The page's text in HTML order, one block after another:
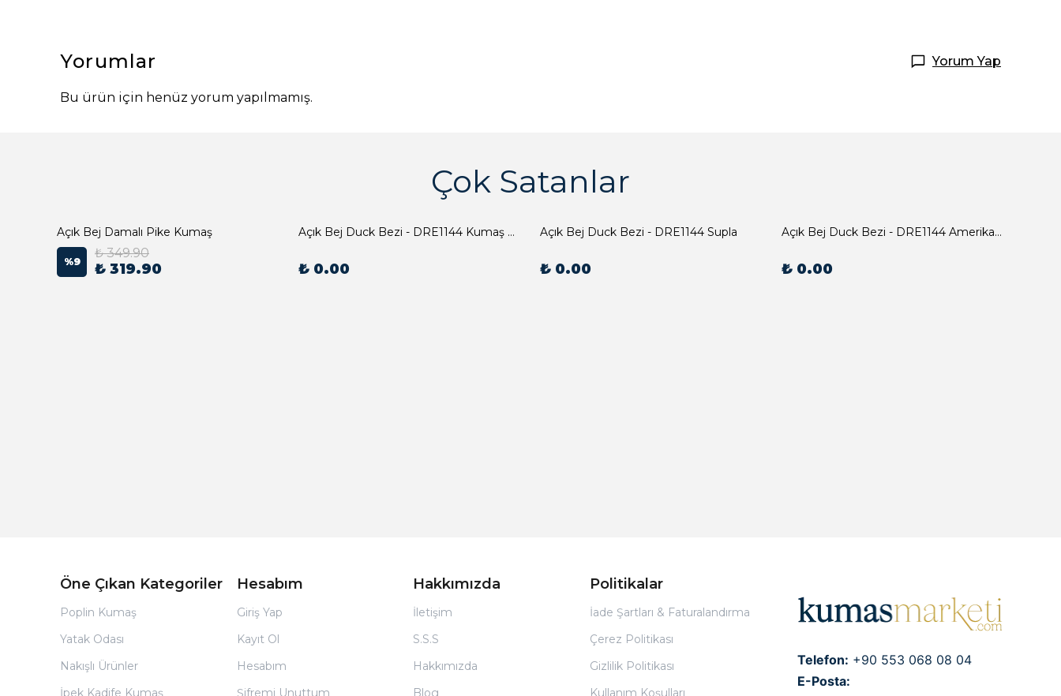
Yorumlar Yorum Yap
Bu ürün için henüz yorum yapılmamış.
Çok Satanlar
Açık Bej Damalı Pike Kumaş
%9
₺ 349.90
₺ 319.90
Açık Bej Duck Bezi - DRE1144 Kumaş Peçete
₺ 0.00
Açık Bej Duck Bezi - DRE1144 Supla
₺ 0.00
Açık Bej Duck Bezi - DRE1144 Amerikan Servis
₺ 0.00
Öne Çıkan Kategoriler
Poplin Kumaş
Yatak Odası
Nakışlı Ürünler
İpek Kadife Kumaş
Hesabım
Giriş Yap
Kayıt Ol
Hesabım
Şifremi Unuttum
Hakkımızda
İletişim
S.S.S
Hakkımızda
Blog
Politikalar
İade Şartları & Faturalandırma
Çerez Politikası
Gizlilik Politikası
Kullanım Koşulları
Telefon: +90 553 068 08 04
E-Posta: